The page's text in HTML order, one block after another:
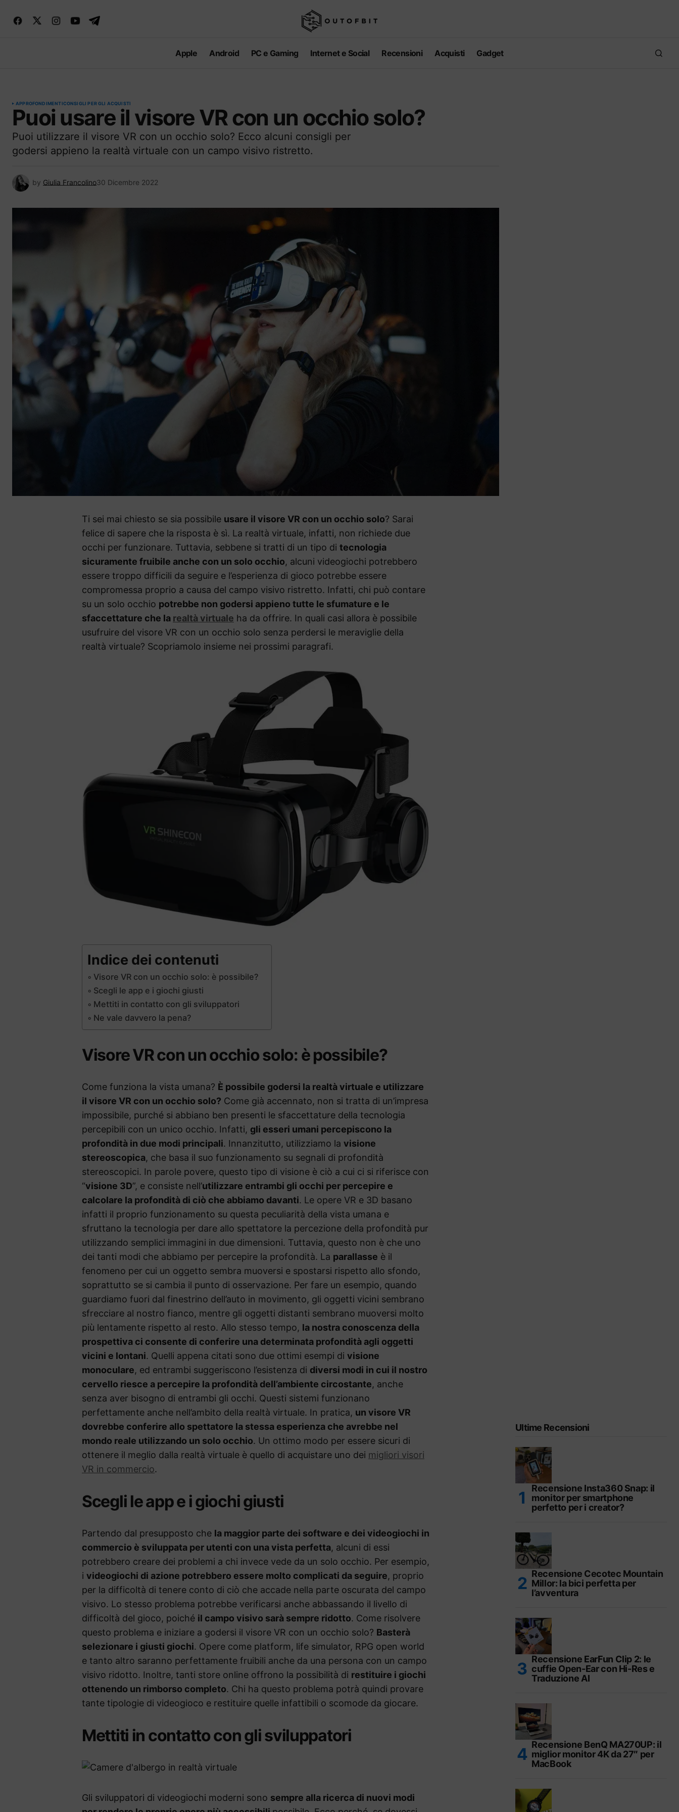
Apple Android PC e Gaming Internet e Social Recensioni Acquisti Gadget
APPROFONDIMENTICONSIGLI PER GLI ACQUISTI
Puoi usare il visore VR con un occhio solo?
Puoi utilizzare il visore VR con un occhio solo? Ecco alcuni consigli per
godersi appieno la realtà virtuale con un campo visivo ristretto.
by Giulia Francolino30 Dicembre 2022
Ti sei mai chiesto se sia possibile usare il visore VR con un occhio solo? Sarai
felice di sapere che la risposta è sì. La realtà virtuale, infatti, non richiede due
occhi per funzionare. Tuttavia, sebbene si tratti di un tipo di tecnologia
sicuramente fruibile anche con un solo occhio, alcuni videogiochi potrebbero
essere troppo difficili da seguire e l’esperienza di gioco potrebbe essere
compromessa proprio a causa del campo visivo ristretto. Infatti, chi può contare
su un solo occhio potrebbe non godersi appieno tutte le sfumature e le
sfaccettature che la realtà virtuale ha da offrire. In quali casi allora è possibile
usufruire del visore VR con un occhio solo senza perdersi le meraviglie della
realtà virtuale? Scopriamolo insieme nei prossimi paragrafi.
Indice dei contenuti
Visore VR con un occhio solo: è possibile?
Scegli le app e i giochi giusti
Mettiti in contatto con gli sviluppatori
Ne vale davvero la pena?
Visore VR con un occhio solo: è possibile?
Come funziona la vista umana? È possibile godersi la realtà virtuale e utilizzare
il visore VR con un occhio solo? Come già accennato, non si tratta di un’impresa
impossibile, purché si abbiano ben presenti le sfaccettature della tecnologia
percepibili con un unico occhio. Infatti, gli esseri umani percepiscono la
profondità in due modi principali. Innanzitutto, utilizziamo la visione
stereoscopica, che basa il suo funzionamento su segnali di profondità
stereoscopici. In parole povere, questo tipo di visione è ciò a cui ci si riferisce con
“visione 3D”, e consiste nell’utilizzare entrambi gli occhi per percepire e
calcolare la profondità di ciò che abbiamo davanti. Le opere VR e 3D basano
infatti il proprio funzionamento su questa peculiarità della vista umana e
sfruttano la tecnologia per dare allo spettatore la percezione della profondità pur
utilizzando semplici immagini in due dimensioni. Tuttavia, questo non è che uno
dei tanti modi che abbiamo per percepire la profondità. La parallasse è il
fenomeno per cui un oggetto sembra muoversi e spostarsi rispetto allo sfondo,
soprattutto se si cambia il punto di osservazione. Per fare un esempio, quando
guardiamo fuori dal finestrino dell’auto in movimento, gli oggetti vicini sembrano
sfrecciare al nostro fianco, mentre gli oggetti distanti sembrano muoversi molto
più lentamente rispetto al resto. Allo stesso tempo, la nostra conoscenza della
prospettiva ci consente di conferire una determinata profondità agli oggetti
vicini e lontani. Quelli appena citati sono due ottimi esempi di visione
monoculare, ed entrambi suggeriscono l’esistenza di diversi modi in cui il nostro
cervello riesce a percepire la profondità dell’ambiente circostante, anche
senza aver bisogno di entrambi gli occhi. Questi sistemi funzionano
perfettamente anche nell’ambito della realtà virtuale. In pratica, un visore VR
dovrebbe conferire allo spettatore la stessa esperienza che avrebbe nel
mondo reale utilizzando un solo occhio. Un ottimo modo per essere sicuri di
ottenere il meglio dalla realtà virtuale è quello di acquistare uno dei migliori visori
VR in commercio.
Scegli le app e i giochi giusti
Partendo dal presupposto che la maggior parte dei software e dei videogiochi in
commercio è sviluppata per utenti con una vista perfetta, alcuni di essi
potrebbero creare dei problemi a chi invece vede da un solo occhio. Per esempio,
i videogiochi di azione potrebbero essere molto complicati da seguire, proprio
per la difficoltà di tenere conto di ciò che accade nella parte oscurata del campo
visivo. Lo stesso problema potrebbe verificarsi anche abbassando il livello di
difficoltà del gioco, poiché il campo visivo sarà sempre ridotto. Come risolvere
questo problema e iniziare a godersi il visore VR con un occhio solo? Basterà
selezionare i giusti giochi. Opere come platform, life simulator, RPG open world
e tanto altro saranno perfettamente fruibili anche da una persona con un campo
visivo ridotto. Inoltre, tanti store online offrono la possibilità di restituire i giochi
ottenendo un rimborso completo. Chi ha questo problema potrà quindi provare
tante tipologie di videogioco e restituire quelle infattibili o scomode da giocare.
Mettiti in contatto con gli sviluppatori
Gli sviluppatori di videogiochi moderni sono sempre alla ricerca di nuovi modi
Ultime Recensioni
Recensione Insta360 Snap: il
monitor per smartphone
perfetto per i creator?
Recensione Cecotec Mountain
Millor: la bici perfetta per
l’avventura
Recensione EarFun Clip 2: le
cuffie Open-Ear con Hi-Res e
Traduzione AI
Recensione BenQ MA270UP: il
miglior monitor 4K da 27″ per
MacBook